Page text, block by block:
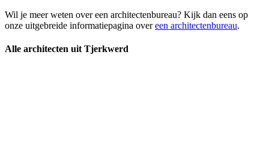
Wil je meer weten over een architectenbureau? Kijk dan eens op
onze uitgebreide informatiepagina overeen architectenbureau.
Alle architecten uit Tjerkwerd